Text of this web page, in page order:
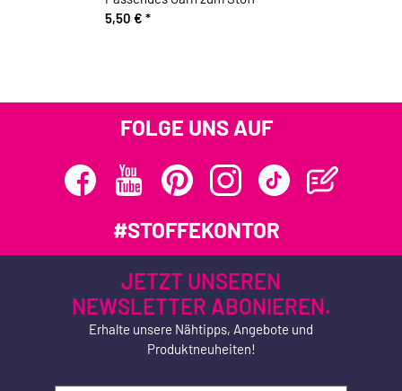
5,50 € *
FOLGE UNS AUF
#STOFFEKONTOR
JETZT UNSEREN
NEWSLETTER ABONIEREN.
Erhalte unsere Nähtipps, Angebote und
Produktneuheiten!